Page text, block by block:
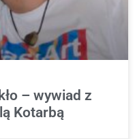
– wywiad z
Kotarbą